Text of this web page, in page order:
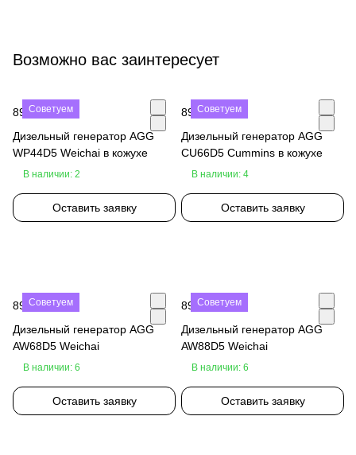
Возможно вас заинтересует
Советуем
890 000 ₽
Дизельный генератор AGG
WP44D5 Weichai в кожухе
В наличии: 2
Оставить заявку
Советуем
890 000 ₽
Дизельный генератор AGG
CU66D5 Cummins в кожухе
В наличии: 4
Оставить заявку
Советуем
890 000 ₽
Дизельный генератор AGG
AW68D5 Weichai
В наличии: 6
Оставить заявку
Советуем
890 000 ₽
Дизельный генератор AGG
AW88D5 Weichai
В наличии: 6
Оставить заявку